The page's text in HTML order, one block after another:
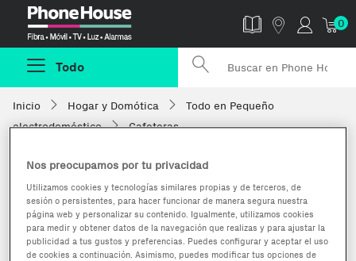
0
Todo
Inicio Hogar y Domótica
Todo en Pequeño
electrodoméstico
Cafeteras
Nos preocupamos por tu privacidad
Utilizamos cookies y tecnologías similares propias y de terceros, de
sesión o persistentes, para hacer funcionar de manera segura nuestra
página web y personalizar su contenido. Igualmente, utilizamos cookies
para medir y obtener datos de la navegación que realizas y para ajustar la
publicidad a tus gustos y preferencias. Puedes configurar y aceptar el uso
de cookies a continuación. Asimismo, puedes modificar tus opciones de